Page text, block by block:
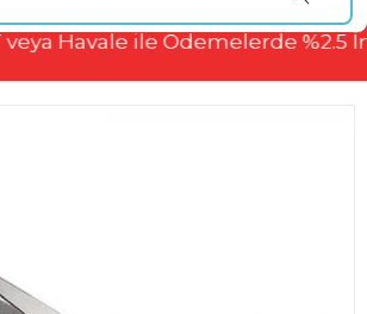
veya Havale ile Ödemelerde %2.5